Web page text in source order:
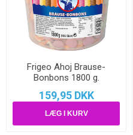
Frigeo Ahoj Brause-
Bonbons 1800 g.
159,95 DKK